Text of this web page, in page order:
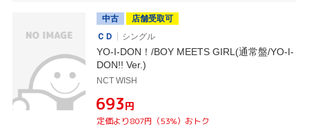
中古
店舗受取可
ＣＤ
シングル
YO-I-DON！/BOY MEETS GIRL(通常盤/YO-I-
DON!! Ver.)
NCT WISH
¥693円
定価より807円（53%）おトク